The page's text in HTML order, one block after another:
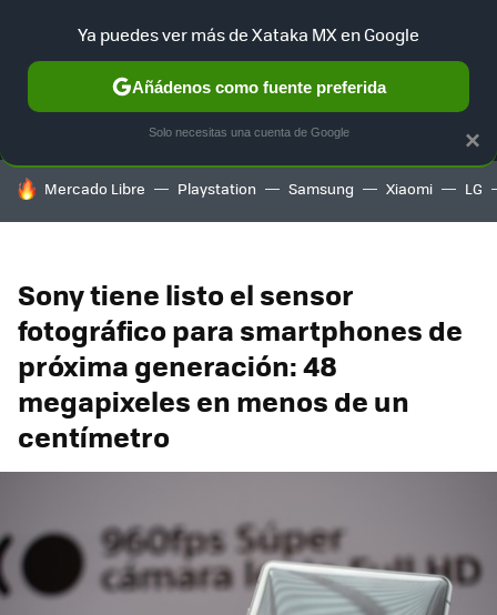
MENÚ NUEVO
GAMING HOME AUTO
HOY SE HABLA DE
Mercado Libre Playstation Samsung Xiaomi LG
Sony tiene listo el sensor
fotográfico para smartphones de
próxima generación: 48
megapixeles en menos de un
centímetro
×
Ya puedes ver más de Xataka MX en Google
Añádenos como fuente preferida
Solo necesitas una cuenta de Google